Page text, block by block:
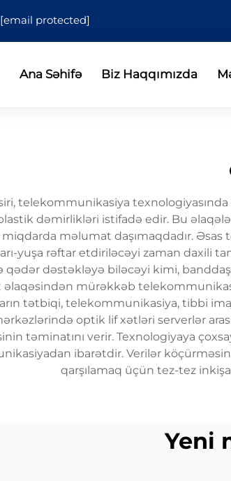
[email protected]
Ana Səhifə Biz Haqqımızda
telekommunikasiya texnologiyasında
dəmirlikləri istifadə edir. Bu
məlumat daşımaqdadır. Əsas
yuşa rəftar etdiriləcəyi zaman daxili
qədər dəstəkləyə biləcəyi kimi,
mürəkkəb
tətbiqi, telekommunikasiya, tibbi
optik lif xətləri serverlər
təminatını verir. Texnologiyaya
ibarətdir. Verilər
qarşılamaq üçün tez-tez
Yeni